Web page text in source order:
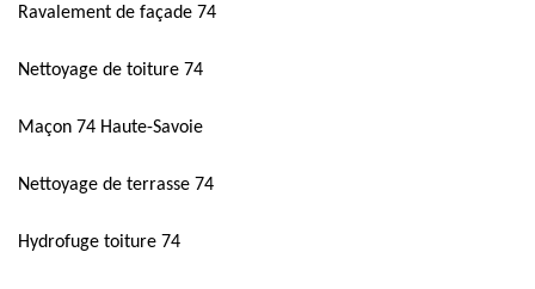
Ravalement de façade 74
Nettoyage de toiture 74
Maçon 74 Haute-Savoie
Nettoyage de terrasse 74
Hydrofuge toiture 74